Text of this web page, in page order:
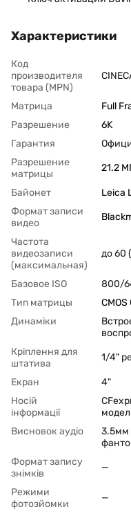
Характеристики
Код
производителя
товара (MPN)
Матрица
Full
Разрешение
6K
Гарантия
Разрешение
матрицы
21.2
Байонет
Leica
Формат записи
видео
Частота
видеозаписи
(максимальная)
до 60
Базовое ISO
800/
Тип матрицы
CMOS
Динаміки
Кріплення для
штатива
1/4"
Екран
4"
Носій
інформації
Висновок аудіо
3.5мм
Формат запису
знімків
—
Режими
фотозйомки
—